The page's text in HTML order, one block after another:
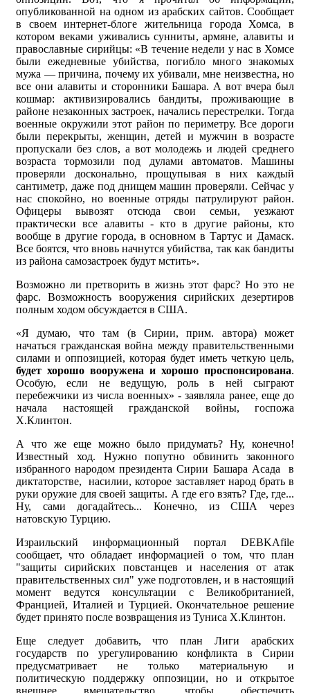
опубликованной на одном из арабских сайтов. Сообщает
в своем интернет-блоге жительница города Хомса, в
котором веками уживались сунниты, армяне, алавиты и
православные сирийцы: «В течение недели у нас в Хомсе
были ежедневные убийства, погибло много знакомых
мужа — причина, почему их убивали, мне неизвестна, но
все они алавиты и сторонники Башара. А вот вчера был
кошмар: активизировались бандиты, проживающие в
районе незаконных застроек, начались перестрелки. Тогда
военные окружили этот район по периметру. Все дороги
были перекрыты, женщин, детей и мужчин в возрасте
пропускали без слов, а вот молодежь и людей среднего
возраста тормозили под дулами автоматов. Машины
проверяли досконально, прощупывая в них каждый
сантиметр, даже под днищем машин проверяли. Сейчас у
нас спокойно, но военные отряды патрулируют район.
Офицеры вывозят отсюда свои семьи, уезжают
практически все алавиты - кто в другие районы, кто
вообще в другие города, в основном в Тартус и Дамаск.
Все боятся, что вновь начнутся убийства, так как бандиты
из района самозастроек будут мстить».
Возможно ли претворить в жизнь этот фарс? Но это не
фарс. Возможность вооружения сирийских дезертиров
полным ходом обсуждается в США.
«Я думаю, что там (в Сирии, прим. автора) может
начаться гражданская война между правительственными
силами и оппозицией, которая будет иметь четкую цель,
будет хорошо вооружена и хорошо проспонсирована.
Особую, если не ведущую, роль в ней сыграют
перебежчики из числа военных» - заявляла ранее, еще до
начала настоящей гражданской войны, госпожа
Х.Клинтон.
А что же еще можно было придумать? Ну, конечно!
Известный ход. Нужно попутно обвинить законного
избранного народом президента Сирии Башара Асада в
диктаторстве, насилии, которое заставляет народ брать в
руки оружие для своей защиты. А где его взять? Где, где...
Ну, сами догадайтесь... Конечно, из США через
натовскую Турцию.
Израильский информационный портал DEBKAfile
сообщает, что обладает информацией о том, что план
"защиты сирийских повстанцев и населения от атак
правительственных сил" уже подготовлен, и в настоящий
момент ведутся консультации с Великобританией,
Францией, Италией и Турцией. Окончательное решение
будет принято после возвращения из Туниса Х.Клинтон.
Еще следует добавить, что план Лиги арабских
государств по урегулированию конфликта в Сирии
предусматривает не только материальную и
политическую поддержку оппозиции, но и открытое
внешнее вмешательство, чтобы обеспечить